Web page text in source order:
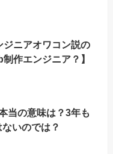
ジニアオワコン説の
作エンジニア？】
当の意味は？3年も
いのでは？